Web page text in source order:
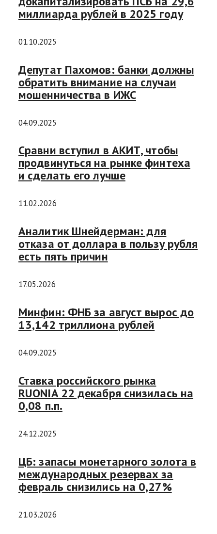
миллиарда рублей в 2025 году
01.10.2025
Депутат Пахомов: банки должны
обратить внимание на случаи
мошенничества в ИЖС
04.09.2025
Сравни вступил в АКИТ, чтобы
продвинуться на рынке финтеха
и сделать его лучше
11.02.2026
Аналитик Шнейдерман: для
отказа от доллара в пользу рубля
есть пять причин
17.05.2026
Минфин: ФНБ за август вырос до
13,142 триллиона рублей
04.09.2025
Ставка российского рынка
RUONIA 22 декабря снизилась на
0,08 п.п.
24.12.2025
ЦБ: запасы монетарного золота в
международных резервах за
февраль снизились на 0,27%
21.03.2026